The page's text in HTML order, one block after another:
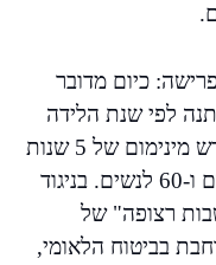
כיום מדובר
משתנה לפי שנת הלידה
ונע בטווח שבין 62 ל-65. בנוסף, נדרש מינימום של 5 שנות
תושבות בישראל אחרי גיל 60 לגברים ו-60 לנשים. בניגוד
רצופה" של
בביטוח הלאומי,